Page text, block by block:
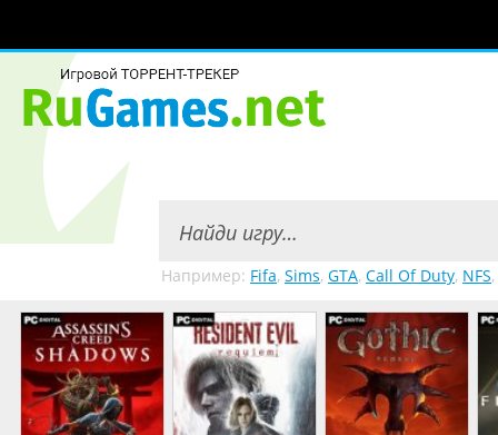
Например: Fifa, Sims, GTA, Call Of Duty, NFS,